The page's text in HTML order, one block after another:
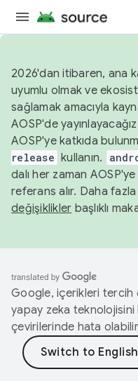
2026'dan itibaren, ana
uyumlu olmak ve
sağlamak amacıyla
AOSP'de
AOSP'ye katkıda
release kullanın.
dalı her zaman
referans alır. Daha
değişiklikler başlıklı
Google, içerikleri tercih
yapay zeka teknolojisini
çevirilerinde hata